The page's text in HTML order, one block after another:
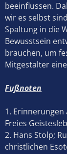
beeinflussen.
wir es selbst
Spaltung in die
Bewusstsein
brauchen, um
Mitgestalter
Fußnoten
1. Erinnerungen
Freies
2. Hans Stolp;
christlichen